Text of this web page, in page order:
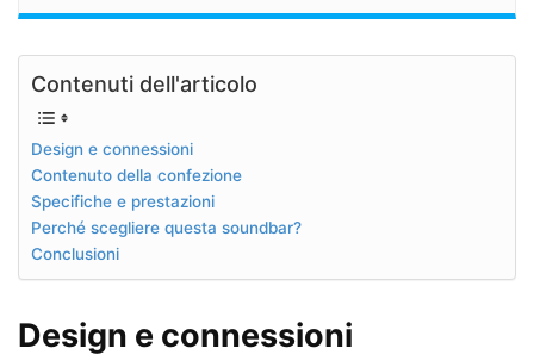
Contenuti dell'articolo
Design e connessioni
Contenuto della confezione
Specifiche e prestazioni
Perché scegliere questa soundbar?
Conclusioni
Design e connessioni